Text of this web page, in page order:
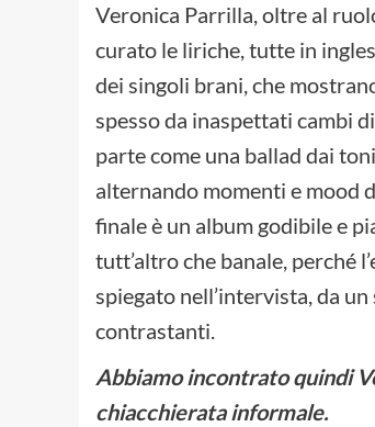
Veronica Parrilla, oltre al
curato le liriche, tutte in
dei singoli brani, che
spesso da inaspettati cambi
parte come una ballad dai
alternando momenti e mood
finale è un album godibile e
tutt’altro che banale, perché
spiegato nell’intervista, da
contrastanti.
Abbiamo incontrato quindi
chiacchierata informale.